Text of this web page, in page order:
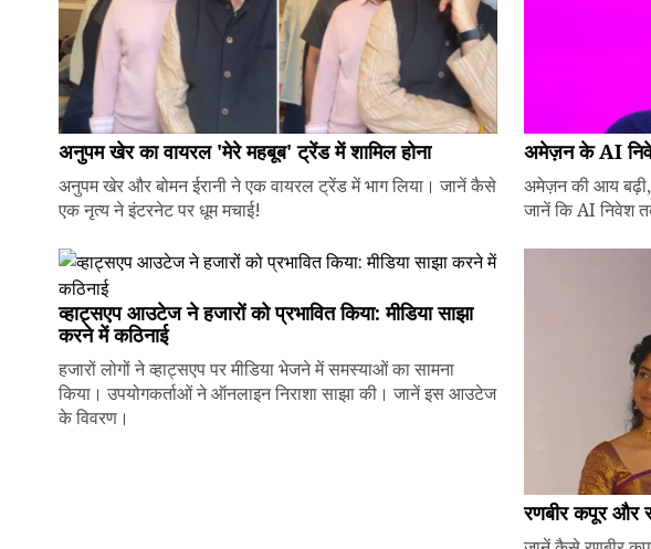
अनुपम खेर का वायरल 'मेरे महबूब' ट्रेंड में शामिल होना
अनुपम खेर और बोमन ईरानी ने एक वायरल ट्रेंड में भाग लिया। जानें कैसे
एक नृत्य ने इंटरनेट पर धूम मचाई!
अमेज़न के AI
अमेज़न की आय बढ़ी,
जानें कि AI निवेश
व्हाट्सएप आउटेज ने हजारों को प्रभावित किया: मीडिया साझा
करने में कठिनाई
हजारों लोगों ने व्हाट्सएप पर मीडिया भेजने में समस्याओं का सामना
किया। उपयोगकर्ताओं ने ऑनलाइन निराशा साझा की। जानें इस आउटेज
के विवरण।
रणबीर कपूर और